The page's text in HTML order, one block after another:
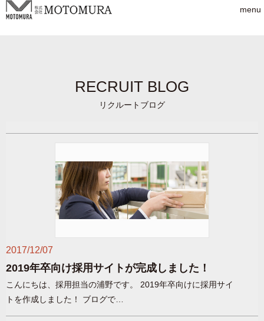
menu
RECRUIT BLOG
リクルートブログ
2017/12/07
2019年卒向け採用サイトが完成しました！
こんにちは、採用担当の浦野です。 2019年卒向けに採用サイ
トを作成しました！ ブログで…